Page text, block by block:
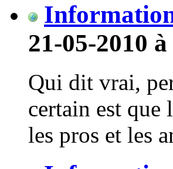
21-05-2010
Qui dit vrai,
certain est que
les pros et les